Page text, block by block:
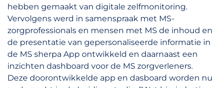
hebben gemaakt van digitale zelfmonitoring.
Vervolgens werd in samenspraak met MS-
zorgprofessionals en mensen met MS de inhoud en
de presentatie van gepersonaliseerde informatie in
de MS sherpa App ontwikkeld en daarnaast een
inzichten dashboard voor de MS zorgverleners.
Deze doorontwikkelde app en dasboard worden nu